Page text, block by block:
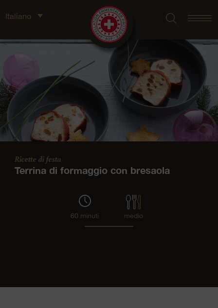
Italiano
Ricette di festa
Terrina di formaggio con bresaola
60 minuti medio